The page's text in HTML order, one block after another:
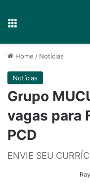
Home / Notícias
Notícias
Grupo
vagas para
PCD
ENVIE SEU